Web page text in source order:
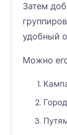
Затем
удобный
Можно